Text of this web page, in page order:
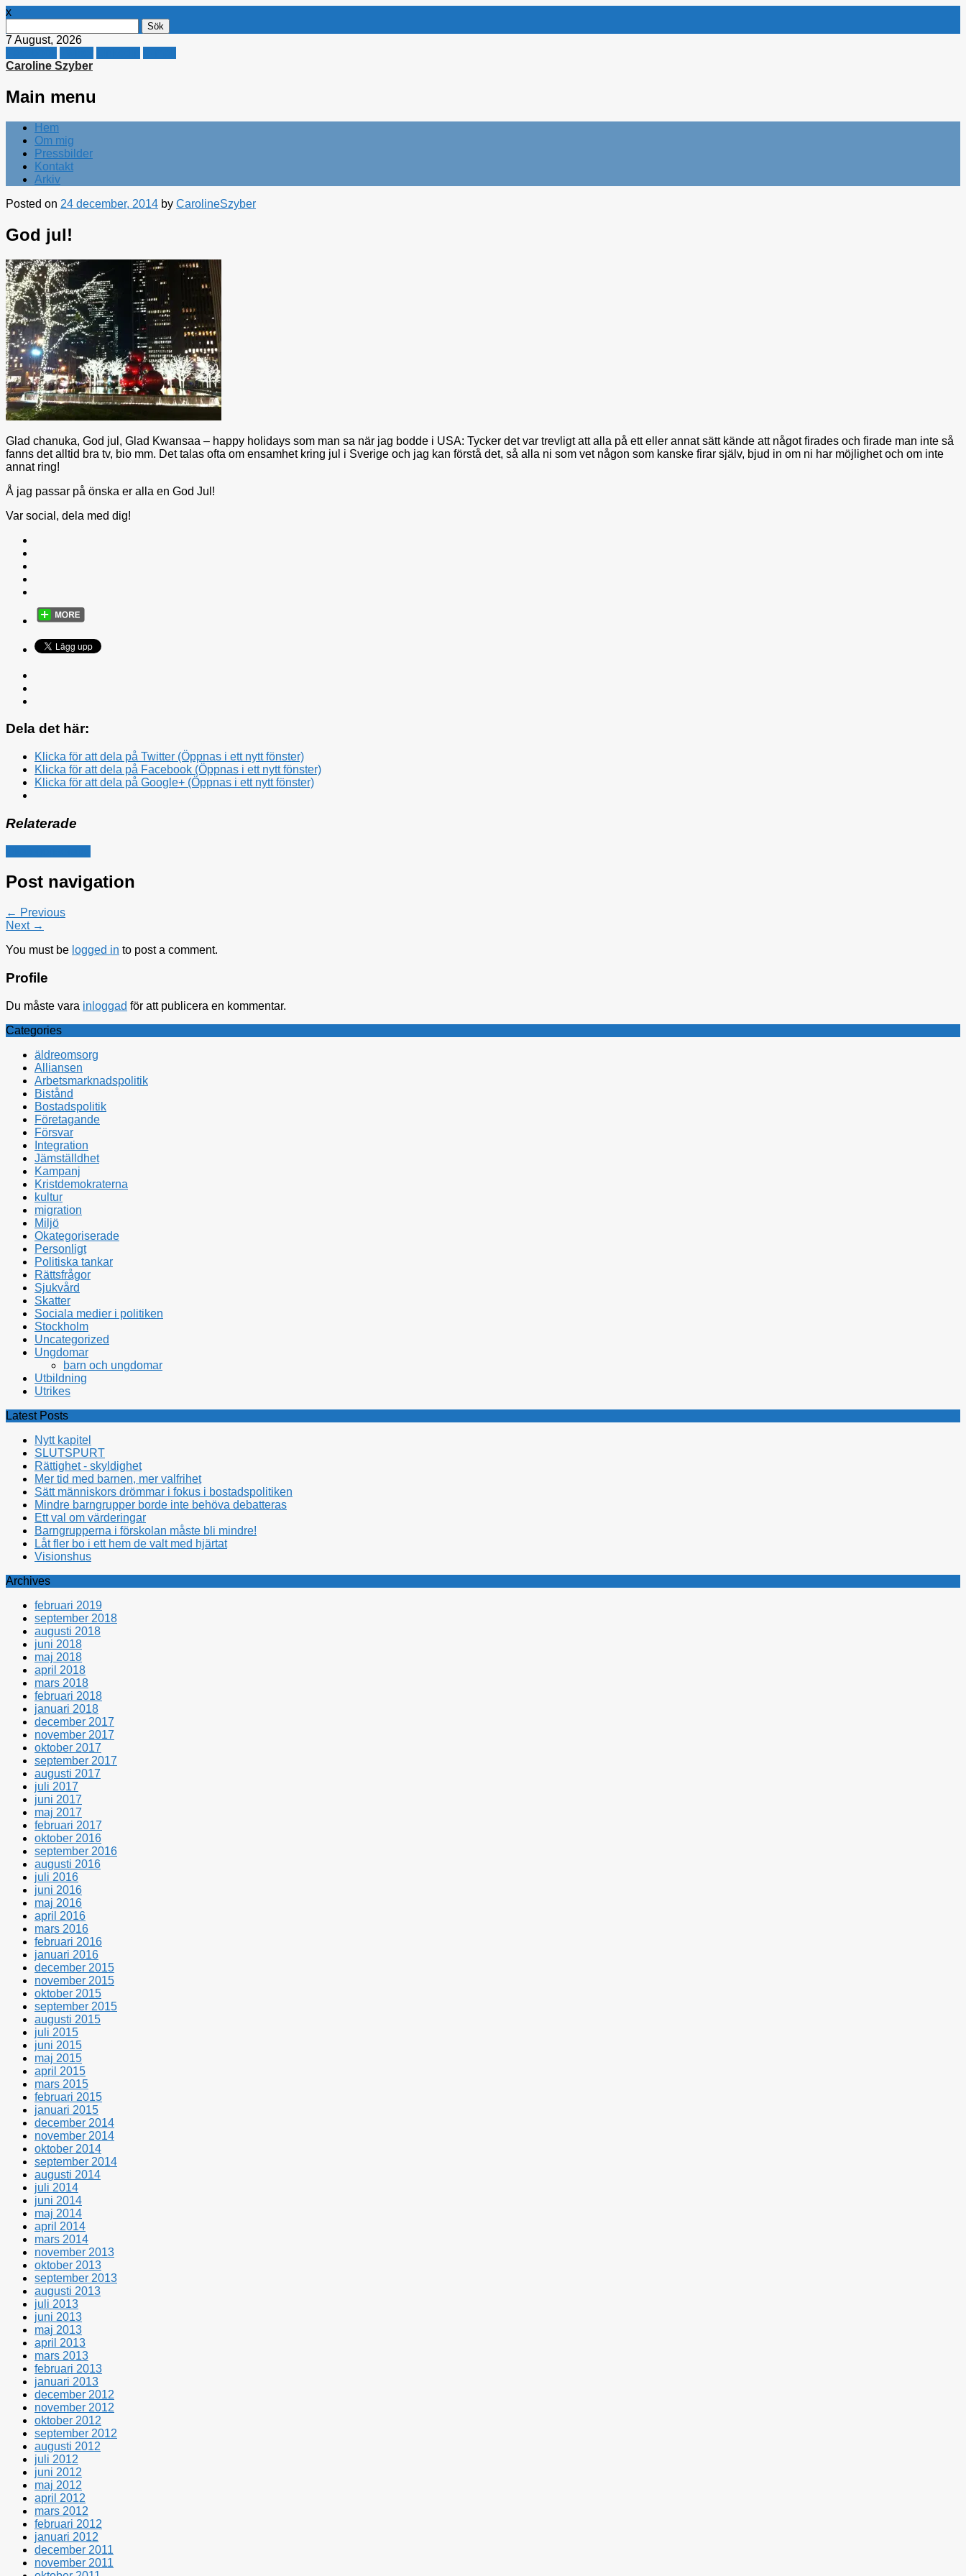
x
efter:
7 August, 2026
Caroline Szyber
Main menu
Skip
content
Hem
Om mig
Pressbilder
Kontakt
Arkiv
Posted on 24 december, 2014 by CarolineSzyber
God jul!
Glad chanuka, God jul, Glad Kwansaa – happy holidays som man sa när jag bodde i USA: Tycker det var trevligt att alla på ett eller annat sätt kände att något firades och firade man inte så
fanns det alltid bra tv, bio mm. Det talas ofta om ensamhet kring jul i Sverige och jag kan förstå det, så alla ni som vet någon som kanske firar själv, bjud in om ni har möjlighet och om inte
annat ring!
Å jag passar på önska er alla en God Jul!
Var social, dela med dig!
Dela det här:
Klicka för att dela på Twitter (Öppnas i ett nytt fönster)
Klicka för att dela på Facebook (Öppnas i ett nytt fönster)
Klicka för att dela på Google+ (Öppnas i ett nytt fönster)
Relaterade
Post navigation
← Previous
Next →
You must be logged in to post a comment.
Profile
Du måste vara inloggad för att publicera en kommentar.
Categories
äldreomsorg
Alliansen
Arbetsmarknadspolitik
Bistånd
Bostadspolitik
Företagande
Försvar
Integration
Jämställdhet
Kampanj
Kristdemokraterna
kultur
migration
Miljö
Okategoriserade
Personligt
Politiska tankar
Rättsfrågor
Sjukvård
Skatter
Sociala medier i politiken
Stockholm
Uncategorized
Ungdomar
barn och ungdomar
Utbildning
Utrikes
Latest Posts
Nytt kapitel
SLUTSPURT
Rättighet - skyldighet
Mer tid med barnen, mer valfrihet
Sätt människors drömmar i fokus i bostadspolitiken
Mindre barngrupper borde inte behöva debatteras
Ett val om värderingar
Barngrupperna i förskolan måste bli mindre!
Låt fler bo i ett hem de valt med hjärtat
Visionshus
Archives
februari 2019
september 2018
augusti 2018
juni 2018
maj 2018
april 2018
mars 2018
februari 2018
januari 2018
december 2017
november 2017
oktober 2017
september 2017
augusti 2017
juli 2017
juni 2017
maj 2017
februari 2017
oktober 2016
september 2016
augusti 2016
juli 2016
juni 2016
maj 2016
april 2016
mars 2016
februari 2016
januari 2016
december 2015
november 2015
oktober 2015
september 2015
augusti 2015
juli 2015
juni 2015
maj 2015
april 2015
mars 2015
februari 2015
januari 2015
december 2014
november 2014
oktober 2014
september 2014
augusti 2014
juli 2014
juni 2014
maj 2014
april 2014
mars 2014
november 2013
oktober 2013
september 2013
augusti 2013
juli 2013
juni 2013
maj 2013
april 2013
mars 2013
februari 2013
januari 2013
december 2012
november 2012
oktober 2012
september 2012
augusti 2012
juli 2012
juni 2012
maj 2012
april 2012
mars 2012
februari 2012
januari 2012
december 2011
november 2011